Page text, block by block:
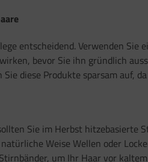
entscheidend. Verwenden
bevor Sie ihn gründlich
Sie diese Produkte sparsam auf,
Sie im Herbst hitzebasierte
Weise Wellen oder
um Ihr Haar vor